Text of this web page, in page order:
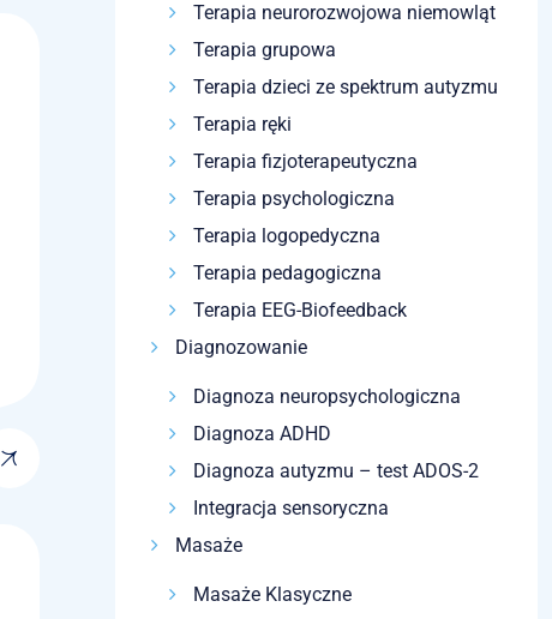
Terapia neurorozwojowa niemowląt
Terapia grupowa
Terapia dzieci ze spektrum autyzmu
Terapia ręki
Terapia fizjoterapeutyczna
Terapia psychologiczna
Terapia logopedyczna
Terapia pedagogiczna
Terapia EEG-Biofeedback
Diagnozowanie
Diagnoza neuropsychologiczna
Diagnoza ADHD
Diagnoza autyzmu – test ADOS-2
Integracja sensoryczna
Masaże
Masaże Klasyczne